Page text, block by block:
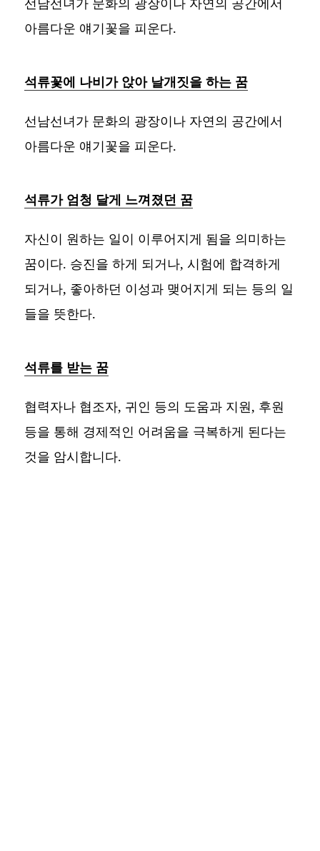
아름다운 얘기꽃을 피운다.
석류꽃에 나비가 앉아 날개짓을 하는 꿈
선남선녀가 문화의 광장이나 자연의 공간에서
아름다운 얘기꽃을 피운다.
석류가 엄청 달게 느껴졌던 꿈
자신이 원하는 일이 이루어지게 됨을 의미하는
꿈이다. 승진을 하게 되거나, 시험에 합격하게
되거나, 좋아하던 이성과 맺어지게 되는 등의 일
들을 뜻한다.
석류를 받는 꿈
협력자나 협조자, 귀인 등의 도움과 지원, 후원
등을 통해 경제적인 어려움을 극복하게 된다는
것을 암시합니다.